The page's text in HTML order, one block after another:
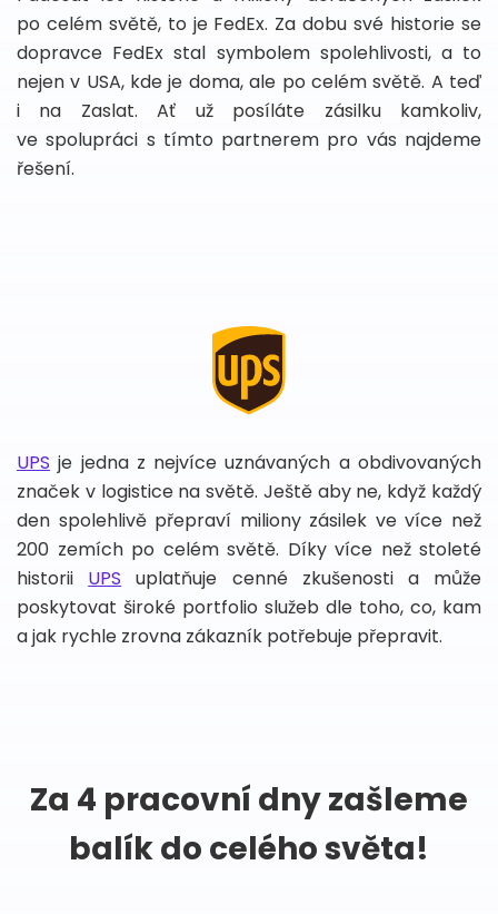
po celém světě, to je FedEx. Za dobu své historie se
dopravce FedEx stal symbolem spolehlivosti, a to
nejen v USA, kde je doma, ale po celém světě. A teď
i na Zaslat. Ať už posíláte zásilku kamkoliv,
ve spolupráci s tímto partnerem pro vás najdeme
řešení.
UPS je jedna z nejvíce uznávaných a obdivovaných
značek v logistice na světě. Ještě aby ne, když každý
den spolehlivě přepraví miliony zásilek ve více než
200 zemích po celém světě. Díky více než stoleté
historii UPS uplatňuje cenné zkušenosti a může
poskytovat široké portfolio služeb dle toho, co, kam
a jak rychle zrovna zákazník potřebuje přepravit.
Za 4 pracovní dny zašleme
balík do celého světa!